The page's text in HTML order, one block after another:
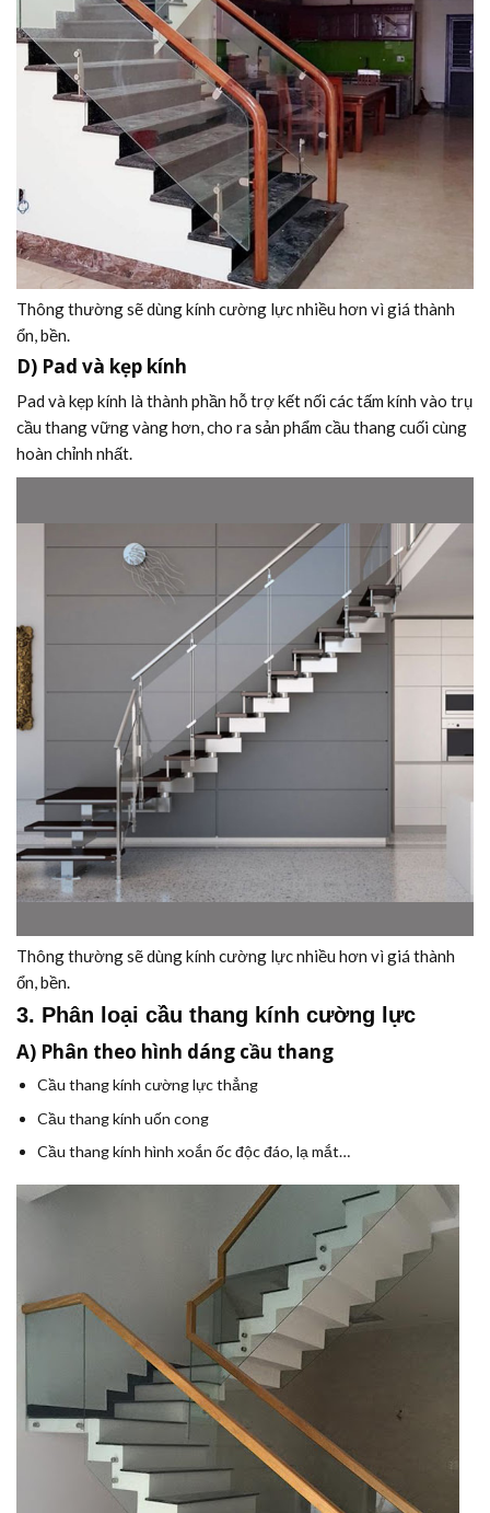
Thông thường sẽ dùng kính cường lực nhiều hơn vì giá thành
ổn, bền.
D) Pad và kẹp kính
Pad và kẹp kính là thành phần hỗ trợ kết nối các tấm kính vào trụ
cầu thang vững vàng hơn, cho ra sản phẩm cầu thang cuối cùng
hoàn chỉnh nhất.
Thông thường sẽ dùng kính cường lực nhiều hơn vì giá thành
ổn, bền.
3. Phân loại cầu thang kính cường lực
A) Phân theo hình dáng cầu thang
Cầu thang kính cường lực thẳng
Cầu thang kính uốn cong
Cầu thang kính hình xoắn ốc độc đáo, lạ mắt…